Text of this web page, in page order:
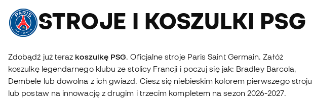
STROJE I KOSZULKI PSG
Zdobądź już teraz koszulkę PSG. Oficjalne stroje Paris Saint Germain. Załóż
koszulkę legendarnego klubu ze stolicy Francji i poczuj się jak: Bradley Barcola,
Dembele lub dowolna z ich gwiazd. Ciesz się niebieskim kolorem pierwszego stroju
lub postaw na innowację z drugim i trzecim kompletem na sezon 2026-2027.